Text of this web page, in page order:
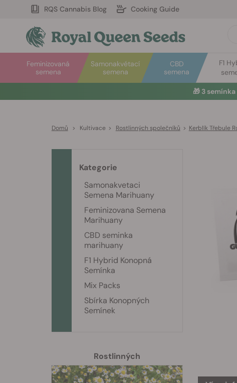
RQS Cannabis Blog Cooking Guide
Samonakvétací
semena
Feminizovaná
semena
CBD
semena
F1
🎁 3
Domů > Kultivace > Rostlinných společníků > Kerblík Třebule
Kategorie
Samonakvetaci
Semena Marihuany
Feminizovana Semena
Marihuany
CBD seminka
marihuany
F1 Hybrid Konopná
Semínka
Mix Packs
Sbírka Konopných
Semínek
Rostlinných